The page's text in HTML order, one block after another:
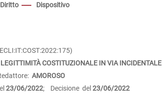
Diritto Dispositivo
COSTITUZIONALE IN VIA INCIDENTALE
AMOROSO
23/06/2022; Decisione del 23/06/2022